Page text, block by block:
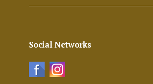
Social Networks